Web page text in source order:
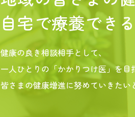
自宅で療養でき
健康の良き相談相手として、
一人ひとりの「かかりつけ医」を目
皆さまの健康増進に努めていきたい